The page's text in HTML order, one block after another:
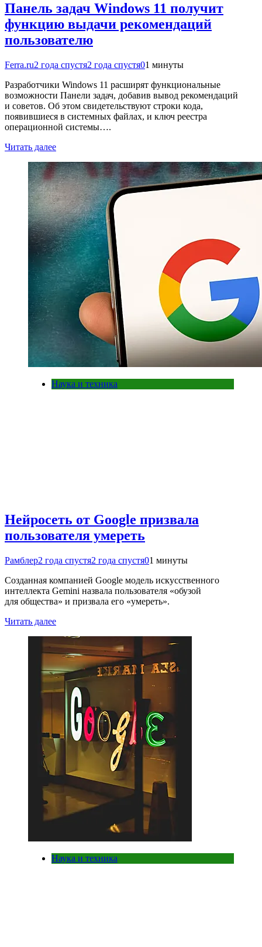
Панель задач Windows 11 получит
функцию выдачи рекомендаций
пользователю
Ferra.ru2 года спустя2 года спустя01 минуты
Разработчики Windows 11 расширят функциональные
возможности Панели задач, добавив вывод рекомендаций
и советов. Об этом свидетельствуют строки кода,
появившиеся в системных файлах, и ключ реестра
операционной системы….
Читать далее
Наука и техника
Нейросеть от Google призвала
пользователя умереть
Рамблер2 года спустя2 года спустя01 минуты
Созданная компанией Google модель искусственного
интеллекта Gemini назвала пользователя «обузой
для общества» и призвала его «умереть».
Читать далее
Наука и техника